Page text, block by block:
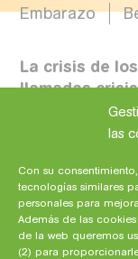
las
Con su
tecnologías similares
personales para
Además de las
de la web queremos
(2) para
Embarazo
La crisis de
llamadas
periodos en
parece que
suele
problemas
produce una
consiste y